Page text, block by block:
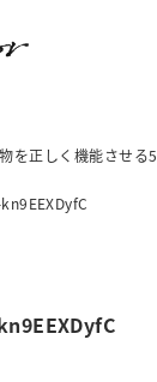
を正しく機能させる